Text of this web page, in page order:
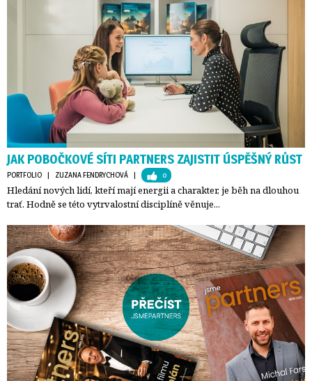
JAK POBOČKOVÉ SÍTI PARTNERS ZAJISTIT ÚSPĚŠNÝ RŮST
PORTFOLIO | ZUZANA FENDRYCHOVÁ | 0
Hledání nových lidí, kteří mají energii a charakter, je běh na dlouhou
trať. Hodně se této vytrvalostní disciplíně věnuje...